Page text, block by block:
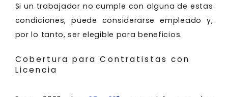
Si un trabajador no cumple con alguna de estas
condiciones, puede considerarse empleado y,
por lo tanto, ser elegible para beneficios.
Cobertura para Contratistas con
Licencia